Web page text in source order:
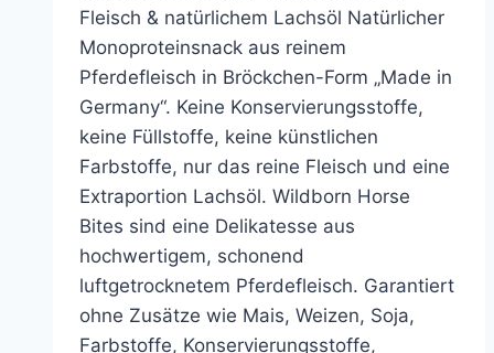
Fleisch & natürlichem Lachsöl Natürlicher
Monoproteinsnack aus reinem
Pferdefleisch in Bröckchen-Form „Made in
Germany“. Keine Konservierungsstoffe,
keine Füllstoffe, keine künstlichen
Farbstoffe, nur das reine Fleisch und eine
Extraportion Lachsöl. Wildborn Horse
Bites sind eine Delikatesse aus
hochwertigem, schonend
luftgetrocknetem Pferdefleisch. Garantiert
ohne Zusätze wie Mais, Weizen, Soja,
Farbstoffe, Konservierungsstoffe,